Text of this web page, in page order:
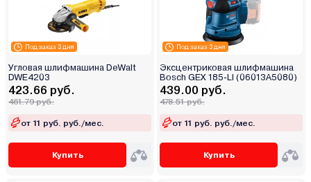
Под заказ 3 дня
Угловая шлифмашина DeWalt
DWE4203
423.66 руб.
461.79 руб.
от 11 руб. руб./мес.
Купить
Под заказ 3 дня
Эксцентриковая шлифмашина
Bosch GEX 185-LI (06013A5080)
439.00 руб.
478.51 руб.
от 11 руб. руб./мес.
Купить